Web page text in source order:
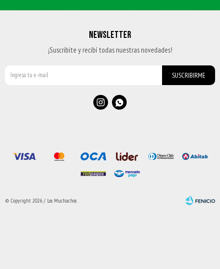
NEWSLETTER
¡Suscribite y recibí todas nuestras novedades!
SUSCRIBIRME
 
© Copyright 2026 / Los Muchachos